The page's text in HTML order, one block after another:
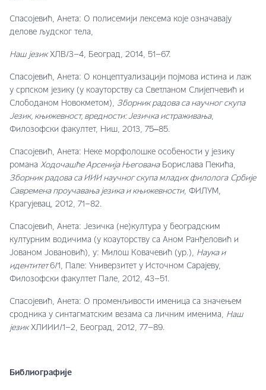
Спасојевић, Анета: О полисемији лексема које означавају
делове људског тела,
Наш језикXЛВ/3–4, Београд, 2014, 51–67.
Спасојевић, Анета: О концептуализацији појмова истина и лаж
у српском језику (у коауторству са Светланом Слијепчевић и
Слободаном Новокметом), Зборник радова са научног скупа
Језик, књижевност, вредности: Језичка истраживања,
Филозофски факултет, Ниш, 2013, 75‒85.
Спасојевић, Анета: Неке морфолошке особености у језику
романа Ходочашће Арсенија ЊегованаБорислава Пекића,
Зборник радова са ИИИ научног скупа младих филолога Србије
Савремена проучавања језика и књижевности, ФИЛУМ,
Крагујевац, 2012, 71–82.
Спасојевић, Анета: Језичка (не)култура у београдским
културним водичима (у коауторству са Аном Ранђеловић и
Јованом Јовановић), у: Милош Ковачевић (ур.), Наука и
идентитет6/1, Пале: Универзитет у Источном Сарајеву,
Филозофски факултет Пале, 2012, 43–51.
Спасојевић, Анета: О променљивости именица са значењем
сродника у синтагматским везама са личним именима, Наш
језикXЛИИИ/1–2, Београд, 2012, 77–89.
Библиографије